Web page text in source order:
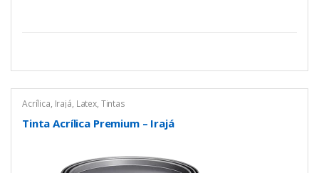
Acrílica, Irajá, Latex, Tintas
Tinta Acrílica Premium – Irajá